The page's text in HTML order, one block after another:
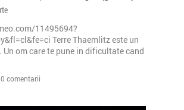
11495694?
Terre Thaemlitz este un
Un om care te pune in dificultate cand
comentarii